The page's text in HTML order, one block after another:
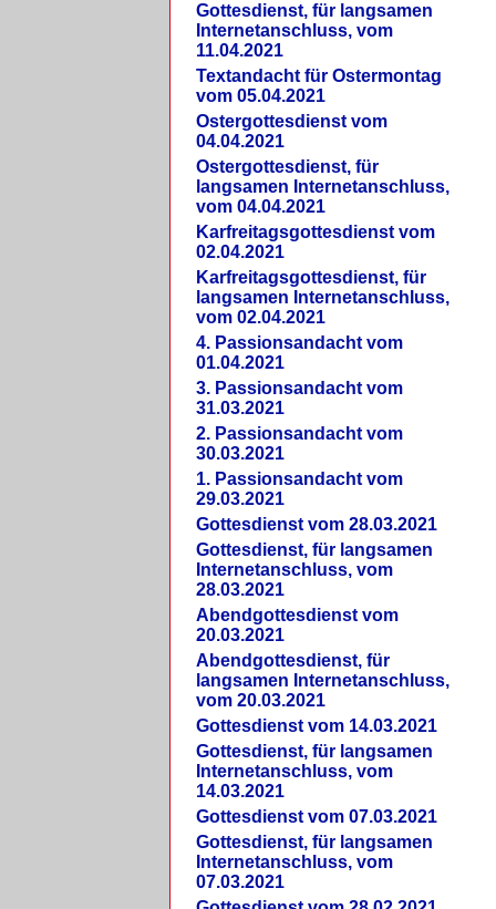
Gottesdienst, für langsamen
Internetanschluss, vom
11.04.2021
Textandacht für Ostermontag
vom 05.04.2021
Ostergottesdienst vom
04.04.2021
Ostergottesdienst, für
langsamen Internetanschluss,
vom 04.04.2021
Karfreitagsgottesdienst vom
02.04.2021
Karfreitagsgottesdienst, für
langsamen Internetanschluss,
vom 02.04.2021
4. Passionsandacht vom
01.04.2021
3. Passionsandacht vom
31.03.2021
2. Passionsandacht vom
30.03.2021
1. Passionsandacht vom
29.03.2021
Gottesdienst vom 28.03.2021
Gottesdienst, für langsamen
Internetanschluss, vom
28.03.2021
Abendgottesdienst vom
20.03.2021
Abendgottesdienst, für
langsamen Internetanschluss,
vom 20.03.2021
Gottesdienst vom 14.03.2021
Gottesdienst, für langsamen
Internetanschluss, vom
14.03.2021
Gottesdienst vom 07.03.2021
Gottesdienst, für langsamen
Internetanschluss, vom
07.03.2021